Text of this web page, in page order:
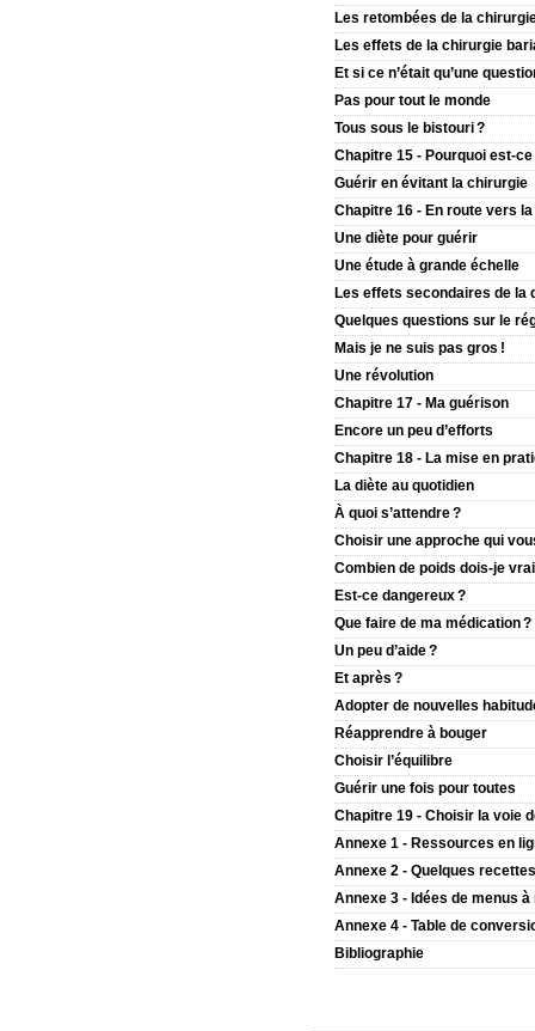
Les retombées de la
Les effets de la chirurgie
Et si ce n’était qu’une
Pas pour tout le monde
Tous sous le bistouri ?
Chapitre 15 - Pourquoi est-
Guérir en évitant la chirurgie
Chapitre 16 - En route vers
Une diète pour guérir
Une étude à grande échelle
Les effets secondaires de la
Quelques questions sur le
Mais je ne suis pas gros !
Une révolution
Chapitre 17 - Ma guérison
Encore un peu d’efforts
Chapitre 18 - La mise en
La diète au quotidien
À quoi s’attendre ?
Choisir une approche qui
Combien de poids dois-je
Est-ce dangereux ?
Que faire de ma médication ?
Un peu d’aide ?
Et après ?
Adopter de nouvelles
Réapprendre à bouger
Choisir l’équilibre
Guérir une fois pour toutes
Chapitre 19 - Choisir la voie
Annexe 1 - Ressources en
Annexe 2 - Quelques recettes
Annexe 3 - Idées de menus
Annexe 4 - Table de
Bibliographie